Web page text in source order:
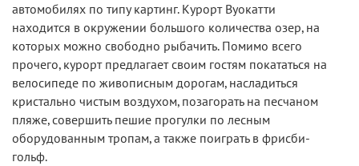
автомобилях по типу картинг. Курорт Вуокатти
находится в окружении большого количества озер, на
которых можно свободно рыбачить. Помимо всего
прочего, курорт предлагает своим гостям покататься на
велосипеде по живописным дорогам, насладиться
кристально чистым воздухом, позагорать на песчаном
пляже, совершить пешие прогулки по лесным
оборудованным тропам, а также поиграть в фрисби-
гольф.